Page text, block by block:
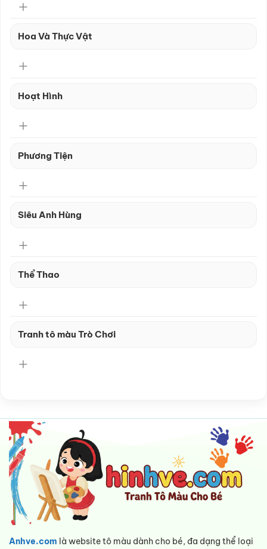
Hoa Và Thực Vật
Hoạt Hình
Phương Tiện
Siêu Anh Hùng
Thể Thao
Tranh tô màu Trò Chơi
Anhve.com là website tô màu dành cho bé, đa dạng thể loại